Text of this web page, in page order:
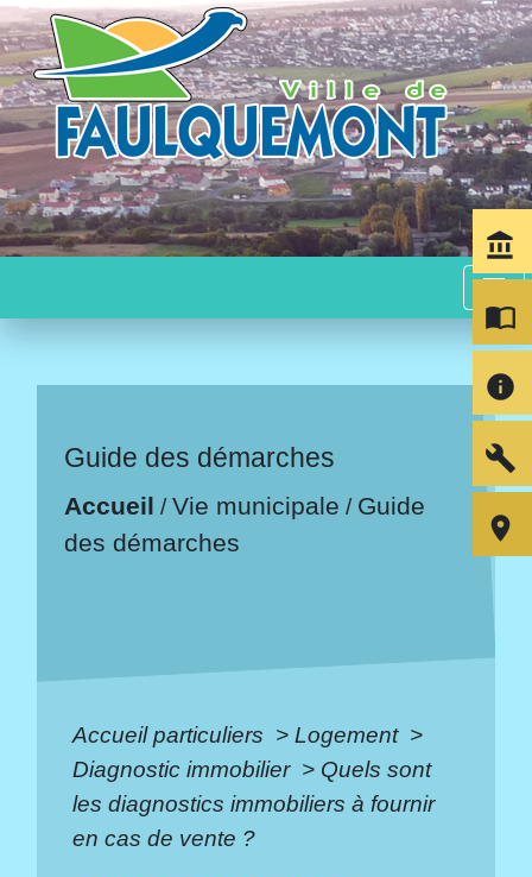
menu
Guide des démarches
Accueil /Vie municipale / Guide
des démarches
Accueil particuliers > Logement >
Diagnostic immobilier > Quels sont
les diagnostics immobiliers à fournir
en cas de vente ?
account_balance
import_contacts
info
build
room